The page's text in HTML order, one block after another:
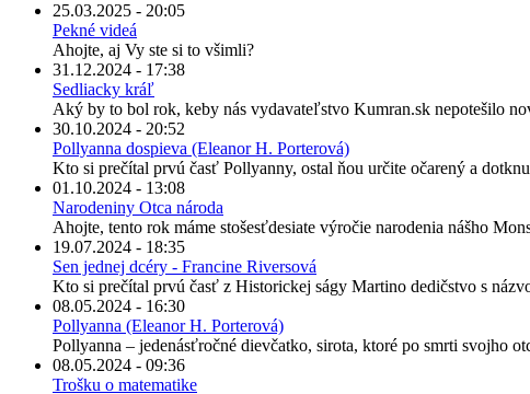
25.03.2025 - 20:05
Pekné videá
Ahojte, aj Vy ste si to všimli?
31.12.2024 - 17:38
Sedliacky kráľ
Aký by to bol rok, keby nás vydavateľstvo Kumran.sk nepotešilo
30.10.2024 - 20:52
Pollyanna dospieva (Eleanor H. Porterová)
Kto si prečítal prvú časť Pollyanny, ostal ňou určite očarený a
01.10.2024 - 13:08
Narodeniny Otca národa
Ahojte, tento rok máme stošesťdesiate výročie narodenia nášho
19.07.2024 - 18:35
Sen jednej dcéry - Francine Riversová
Kto si prečítal prvú časť z Historickej ságy Martino dedičstvo s
08.05.2024 - 16:30
Pollyanna (Eleanor H. Porterová)
Pollyanna – jedenásťročné dievčatko, sirota, ktoré po smrti svojho
08.05.2024 - 09:36
Trošku o matematike